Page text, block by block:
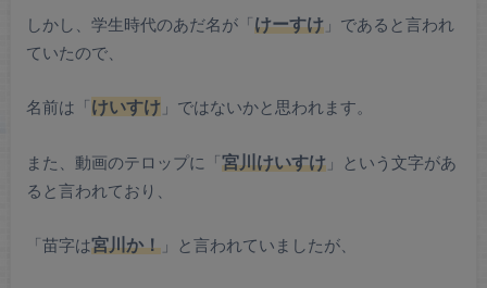
しかし、学生時代のあだ名が「けーすけ」であると言われ
ていたので、
名前は「けいすけ 」ではないかと思われます。
また、動画のテロップに「宮川けいすけ」という文字があ
ると言われており、
「苗字は宮川か！」と言われていましたが、